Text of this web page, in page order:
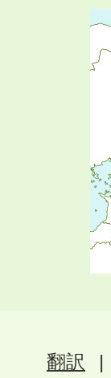
翻訳